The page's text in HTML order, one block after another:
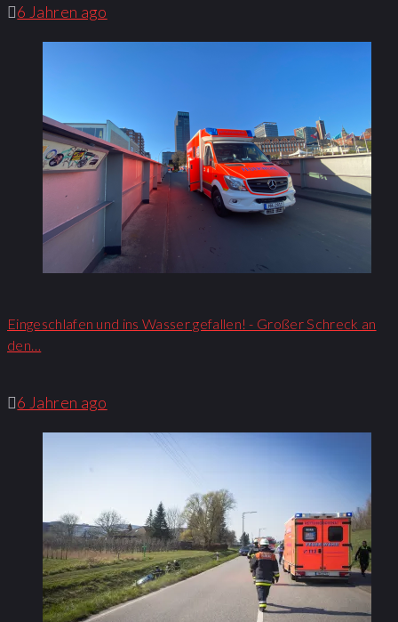
6 Jahren ago
Eingeschlafen und ins Wasser gefallen! - Großer Schreck an
den…
6 Jahren ago